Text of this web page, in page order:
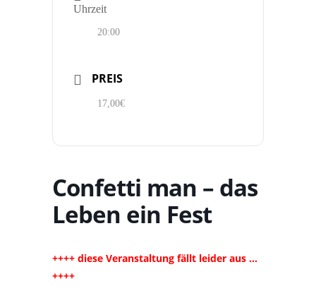
Uhrzeit
20:00
PREIS
17,00€
Confetti man – das
Leben ein Fest
++++ diese Veranstaltung fällt leider aus …
++++